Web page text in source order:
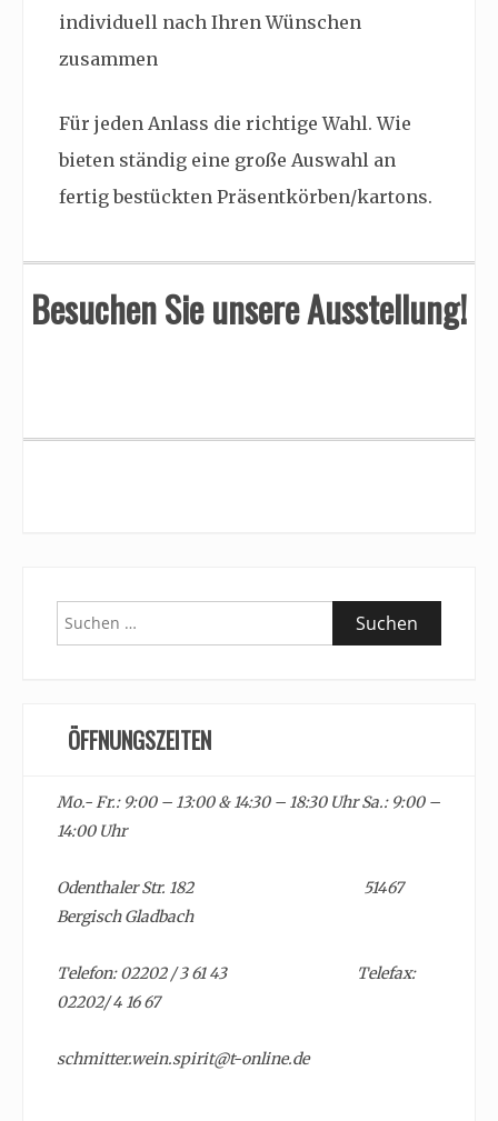
individuell nach Ihren Wünschen
zusammen
Für jeden Anlass die richtige Wahl. Wie
bieten ständig eine große Auswahl an
fertig bestückten Präsentkörben/kartons.
Besuchen Sie unsere Ausstellung!
Suchen
nach:
ÖFFNUNGSZEITEN
Mo.- Fr.: 9:00 – 13:00 & 14:30 – 18:30 Uhr Sa.: 9:00 –
14:00 Uhr
Odenthaler Str. 182 51467
Bergisch Gladbach
Telefon: 02202 / 3 61 43 Telefax:
02202/ 4 16 67
schmitter.wein.spirit@t-online.de